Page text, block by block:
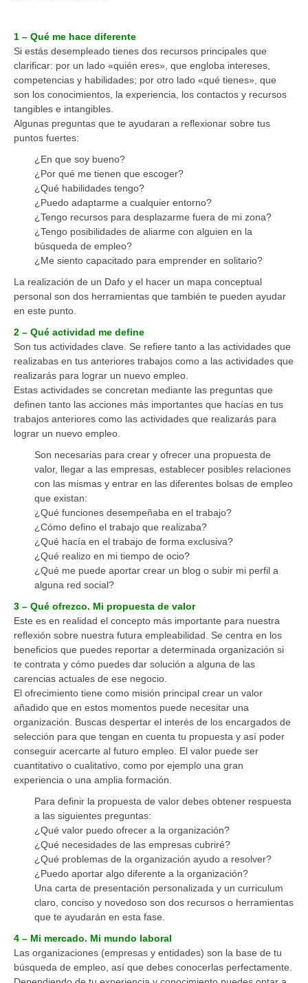
1 – Qué me hace diferente
Si estás desempleado tienes dos recursos principales que
clarificar: por un lado «quién eres», que engloba intereses,
competencias y habilidades; por otro lado «qué tienes», que
son los conocimientos, la experiencia, los contactos y recursos
tangibles e intangibles.
Algunas preguntas que te ayudaran a reflexionar sobre tus
puntos fuertes:
¿En que soy bueno?
¿Por qué me tienen que escoger?
¿Qué habilidades tengo?
¿Puedo adaptarme a cualquier entorno?
¿Tengo recursos para desplazarme fuera de mi zona?
¿Tengo posibilidades de aliarme con alguien en la
búsqueda de empleo?
¿Me siento capacitado para emprender en solitario?
La realización de un Dafo y el hacer un mapa conceptual
personal son dos herramientas que también te pueden ayudar
en este punto.
2 – Qué actividad me define
Son tus actividades clave. Se refiere tanto a las actividades que
realizabas en tus anteriores trabajos como a las actividades que
realizarás para lograr un nuevo empleo.
Estas actividades se concretan mediante las preguntas que
definen tanto las acciones más importantes que hacías en tus
trabajos anteriores como las actividades que realizarás para
lograr un nuevo empleo.
Son necesarias para crear y ofrecer una propuesta de
valor, llegar a las empresas, establecer posibles relaciones
con las mismas y entrar en las diferentes bolsas de empleo
que existan:
¿Qué funciones desempeñaba en el trabajo?
¿Cómo defino el trabajo que realizaba?
¿Qué hacía en el trabajo de forma exclusiva?
¿Qué realizo en mi tiempo de ocio?
¿Qué me puede aportar crear un blog o subir mi perfil a
alguna red social?
3 – Qué ofrezco. Mi propuesta de valor
Este es en realidad el concepto más importante para nuestra
reflexión sobre nuestra futura empleabilidad. Se centra en los
beneficios que puedes reportar a determinada organización si
te contrata y cómo puedes dar solución a alguna de las
carencias actuales de ese negocio.
El ofrecimiento tiene como misión principal crear un valor
añadido que en estos momentos puede necesitar una
organización. Buscas despertar el interés de los encargados de
selección para que tengan en cuenta tu propuesta y así poder
conseguir acercarte al futuro empleo. El valor puede ser
cuantitativo o cualitativo, como por ejemplo una gran
experiencia o una amplia formación.
Para definir la propuesta de valor debes obtener respuesta
a las siguientes preguntas:
¿Qué valor puedo ofrecer a la organización?
¿Qué necesidades de las empresas cubriré?
¿Qué problemas de la organización ayudo a resolver?
¿Puedo aportar algo diferente a la organización?
Una carta de presentación personalizada y un curriculum
claro, conciso y novedoso son dos recursos o herramientas
que te ayudarán en esta fase.
4 – Mi mercado. Mi mundo laboral
Las organizaciones (empresas y entidades) son la base de tu
búsqueda de empleo, así que debes conocerlas perfectamente.